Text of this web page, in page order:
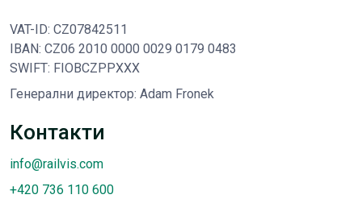
VAT-ID: CZ07842511
IBAN: CZ06 2010 0000 0029 0179 0483
SWIFT: FIOBCZPPXXX
Генерални директор: Adam Fronek
Контакти
info@railvis.com
+420 736 110 600